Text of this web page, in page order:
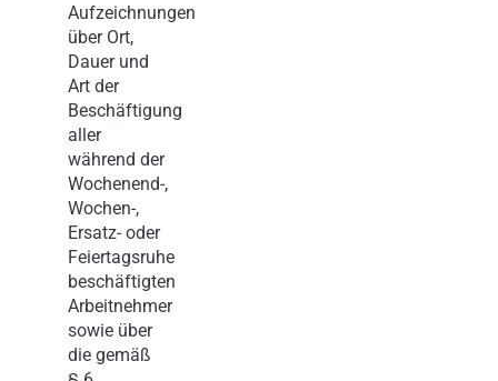
Aufzeichnungen
über Ort,
Dauer und
Art der
Beschäftigung
aller
während der
Wochenend-,
Wochen-,
Ersatz- oder
Feiertagsruhe
beschäftigten
Arbeitnehmer
sowie über
die gemäß